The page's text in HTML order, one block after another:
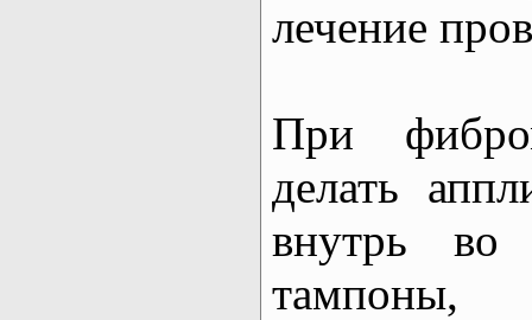
лечение
При
делать
внутрь во